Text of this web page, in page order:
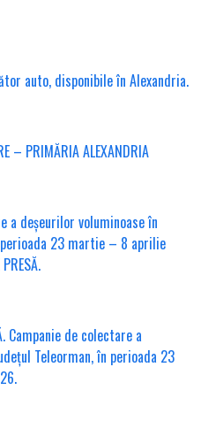
auto, disponibile în Alexandria.
– PRIMĂRIA ALEXANDRIA
a deșeurilor voluminoase în
23 martie – 8 aprilie
Campanie de colectare a
Teleorman, în perioada 23